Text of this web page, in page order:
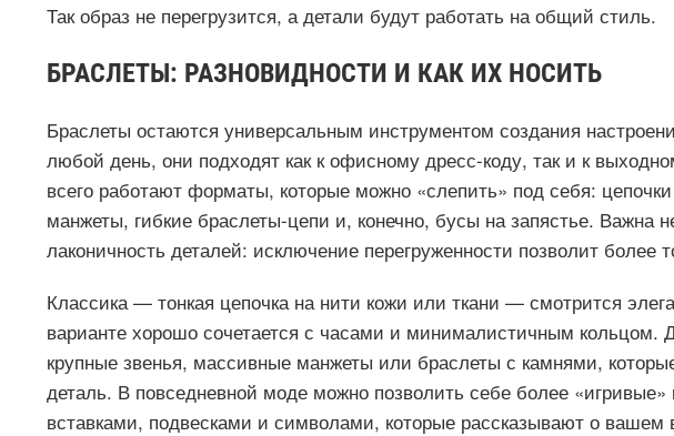
Так образ не перегрузится, а детали будут работать на общий стиль.
БРАСЛЕТЫ: РАЗНОВИДНОСТИ И КАК ИХ НОСИТЬ
Браслеты остаются универсальным инструментом создания
любой день, они подходят как к офисному дресс-коду, так и к
всего работают форматы, которые можно «слепить» под себя:
манжеты, гибкие браслеты-цепи и, конечно, бусы на запястье. Важна
лаконичность деталей: исключение перегруженности позволит более
Классика — тонкая цепочка на нити кожи или ткани — смотрится
варианте хорошо сочетается с часами и минималистичным кольцом.
крупные звенья, массивные манжеты или браслеты с камнями,
деталь. В повседневной моде можно позволить себе более
вставками, подвесками и символами, которые рассказывают о вашем